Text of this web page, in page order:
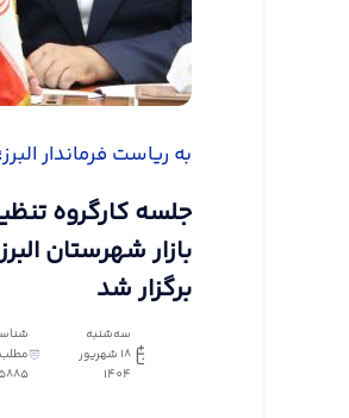
به ریاست فرماندار البرز؛
جلسه کارگروه
بازار شهرستان البرز
برگزار شد
سه‌شنبه
18 شهریور
1404